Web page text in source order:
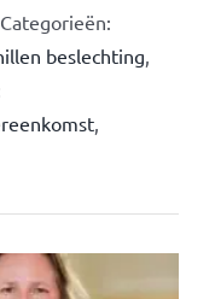
Categorieën:
beslechting
,